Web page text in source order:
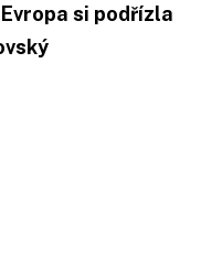
si podřízla